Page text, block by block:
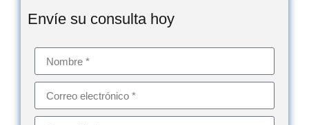
Envíe su consulta hoy